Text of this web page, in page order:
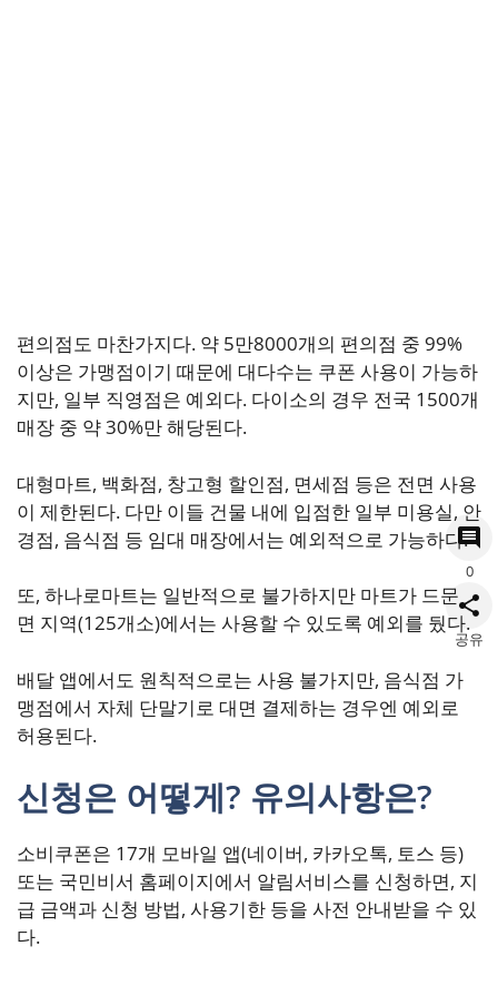
편의점도 마찬가지다. 약 5만8000개의 편의점 중 99%
이상은 가맹점이기 때문에 대다수는 쿠폰 사용이 가능하
지만, 일부 직영점은 예외다. 다이소의 경우 전국 1500개
매장 중 약 30%만 해당된다.
대형마트, 백화점, 창고형 할인점, 면세점 등은 전면 사용
이 제한된다. 다만 이들 건물 내에 입점한 일부 미용실, 안
경점, 음식점 등 임대 매장에서는 예외적으로 가능하다.
또, 하나로마트는 일반적으로 불가하지만 마트가 드문
면 지역(125개소)에서는 사용할 수 있도록 예외를 뒀다.
배달 앱에서도 원칙적으로는 사용 불가지만, 음식점 가
맹점에서 자체 단말기로 대면 결제하는 경우엔 예외로
허용된다.
신청은 어떻게? 유의사항은?
소비쿠폰은 17개 모바일 앱(네이버, 카카오톡, 토스 등)
또는 국민비서 홈페이지에서 알림서비스를 신청하면, 지
급 금액과 신청 방법, 사용기한 등을 사전 안내받을 수 있
다.
0
공유